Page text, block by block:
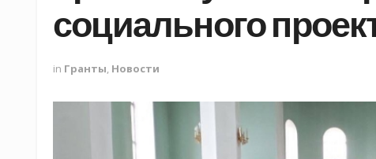
социального
in Гранты Новости